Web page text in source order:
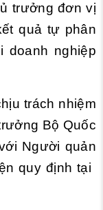
trưởng đơn vị
quả tự phân
doanh nghiệp
trách nhiệm
Bộ Quốc
Người quản
quy định tại